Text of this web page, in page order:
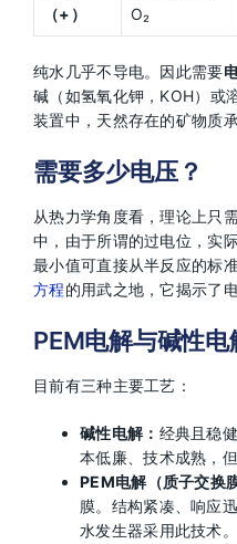
（+）
O₂
纯水几乎不导电。因此需要
碱（如氢氧化钾，KOH）或
装置中，天然存在的矿物质
需要多少电压？
从热力学角度看，理论上只
中，由于所谓的过电位，实
最小值可直接从半反应的
方程的用武之地，它揭示了
PEM电解与碱性电
目前有三种主要工艺：
碱性电解： 经典且稳
本低廉、技术成熟，
PEM电解（质子交换
膜。结构紧凑、响应
水发生器采用此技术。